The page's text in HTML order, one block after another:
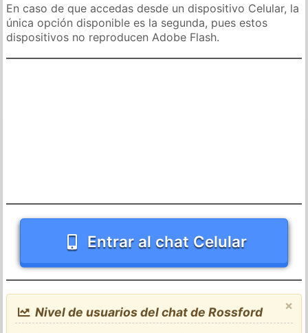
En caso de que accedas desde un dispositivo Celular, la
única opción disponible es la segunda, pues estos
dispositivos no reproducen Adobe Flash.
Entrar al chat Celular
×
Nivel de usuarios del chat de Rossford